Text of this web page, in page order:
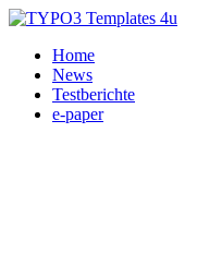
Home
News
Testberichte
e-paper